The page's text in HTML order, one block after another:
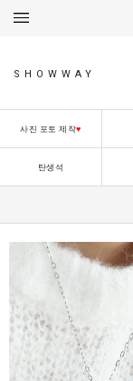
SHOWWAY
사진 포토 제작♥
탄생석